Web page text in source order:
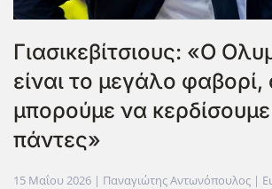
Γιασικεβίτσιους: «Ο
είναι το μεγάλο
μπορούμε να
πάντες»
15 Μαΐου 2026 | Παναγιώτης Αντωνόπουλος |